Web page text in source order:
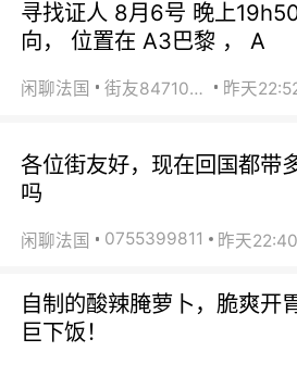
寻找证人 8月6号 晚上
向， 位置在 A3巴黎 ， A
闲聊法国 街友84710671 昨天
各位街友好，现在回国都带
吗
闲聊法国 0755399811 昨天22:40
自制的酸辣腌萝卜，脆爽开
巨下饭！